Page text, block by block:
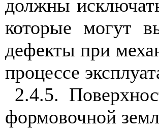
должны
которые могут
дефекты при
процессе
2.4.5.
формовочной